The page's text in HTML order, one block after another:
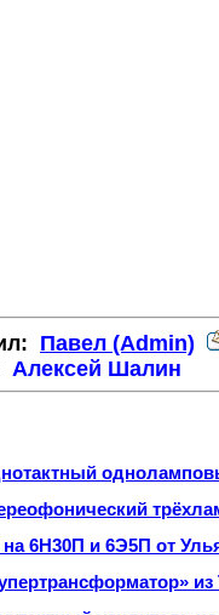
Павел (Admin)
Алексей Шалин
на 6Н30П и 6Э5П от